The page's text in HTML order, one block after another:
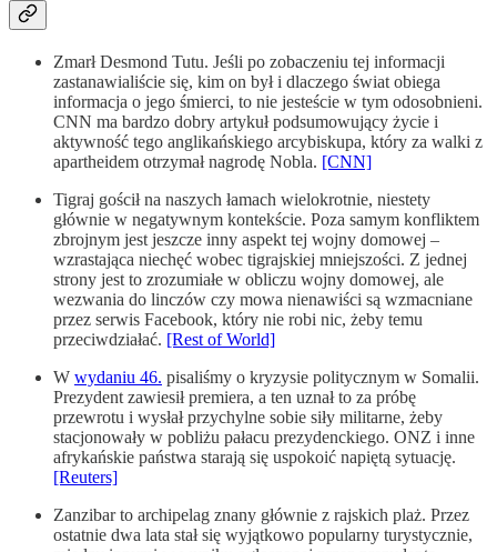
Zmarł Desmond Tutu. Jeśli po zobaczeniu tej informacji
zastanawialiście się, kim on był i dlaczego świat obiega
informacja o jego śmierci, to nie jesteście w tym odosobnieni.
CNN ma bardzo dobry artykuł podsumowujący życie i
aktywność tego anglikańskiego arcybiskupa, który za walki z
apartheidem otrzymał nagrodę Nobla. [CNN]
Tigraj gościł na naszych łamach wielokrotnie, niestety
głównie w negatywnym kontekście. Poza samym konfliktem
zbrojnym jest jeszcze inny aspekt tej wojny domowej –
wzrastająca niechęć wobec tigrajskiej mniejszości. Z jednej
strony jest to zrozumiałe w obliczu wojny domowej, ale
wezwania do linczów czy mowa nienawiści są wzmacniane
przez serwis Facebook, który nie robi nic, żeby temu
przeciwdziałać. [Rest of World]
W wydaniu 46. pisaliśmy o kryzysie politycznym w Somalii.
Prezydent zawiesił premiera, a ten uznał to za próbę
przewrotu i wysłał przychylne sobie siły militarne, żeby
stacjonowały w pobliżu pałacu prezydenckiego. ONZ i inne
afrykańskie państwa starają się uspokoić napiętą sytuację.
[Reuters]
Zanzibar to archipelag znany głównie z rajskich plaż. Przez
ostatnie dwa lata stał się wyjątkowo popularny turystycznie,